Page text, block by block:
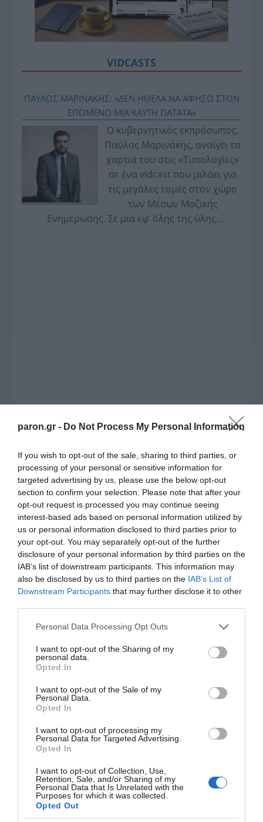
paron.gr - Do Not Process My Personal Information
If you wish to opt-out of the sale, sharing to third parties, or
processing of your personal or sensitive information for
targeted advertising by us, please use the below opt-out
section to confirm your selection. Please note that after your
opt-out request is processed you may continue seeing
interest-based ads based on personal information utilized by
us or personal information disclosed to third parties prior to
your opt-out. You may separately opt-out of the further
disclosure of your personal information by third parties on the
IAB’s list of downstream participants. This information may
also be disclosed by us to third parties on the IAB’s List of
Downstream Participants that may further disclose it to other
Please note that this website/app uses one or more Google
not limited to your visit or usage behaviour. You may click to
grant or deny consent to Google and its third-party tags to
use your data for below specified purposes in below Google
consent section.
Personal Data Processing Opt Outs
I want to opt-out of the Sharing of my
personal data.
Opted In
I want to opt-out of the Sale of my
Personal Data.
Opted In
I want to opt-out of processing my
Personal Data for Targeted Advertising.
Opted In
I want to opt-out of Collection, Use,
Retention, Sale, and/or Sharing of my
Personal Data that Is Unrelated with the
Purposes for which it was collected.
Opted Out
VIDCASTS
ΠΑΥΛΟΣ ΜΑΡΙΝΑΚΗΣ: «ΔΕΝ ΗΘΕΛΑ ΝΑ ΑΦΗΣΩ ΣΤΟΝ
ΕΠΟΜΕΝΟ ΜΙΑ ΚΑΥΤΗ ΠΑΤΑΤΑ»
Ο κυβερνητικός εκπρόσωπος,
Παύλος Μαρινάκης, ανοίγει τα
χαρτιά του στις «Τυπολογίες»
σε ένα vidcast που μιλάει για
τις μεγάλες τομές στον χώρο
των Μέσων Μαζικής
Ενημέρωσης. Σε μια εφ’ όλης της ύλης
Η ΣΤΗΛΗ ΜΑΣ
της Ζωής μας
Οι άνθρωποι, οι αυθεντικές ιστορίες,
πολιτισμός που μας ενώνει κάθε μέρα.
ΓΙΑ ΤΟ ΚΑΛΟΚΑΊΡΙ ΣΟΥ →
ΡΟΗ ΕΙΔΗΣΕΩΝ